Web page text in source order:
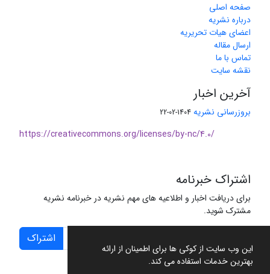
این وب سایت از کوکی ها برای اطمینان از ارائه
بهترین خدمات استفاده می کند.
صفحه اصلی
درباره نشریه
اعضای هیات تحریریه
ارسال مقاله
تماس با ما
نقشه سایت
آخرین اخبار
بروزرسانی نشریه 1404-02-22
https://creativecommons.org/licenses/by-nc/4.0/
اشتراک خبرنامه
برای دریافت اخبار و اطلاعیه های مهم نشریه در خبرنامه نشریه
مشترک شوید.
اشتراک